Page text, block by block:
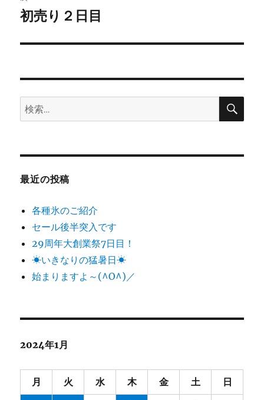
ゲ
ー
ン
次
投
初売り２日目
検
索:
検
最近の投稿
各種氷のご紹介
セール後半突入です
29周年大創業祭7日目！
☀いきなりの猛暑日☀
始まりますよ～(^O^)／
2024年1月
月 火 水 木 金 土 日